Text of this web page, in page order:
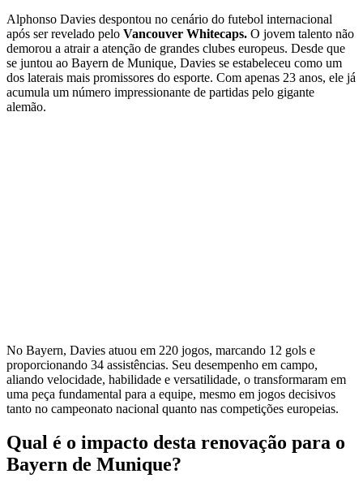
Alphonso Davies despontou no cenário do futebol internacional
após ser revelado pelo Vancouver Whitecaps. O jovem talento não
demorou a atrair a atenção de grandes clubes europeus. Desde que
se juntou ao Bayern de Munique, Davies se estabeleceu como um
dos laterais mais promissores do esporte. Com apenas 23 anos, ele já
acumula um número impressionante de partidas pelo gigante
alemão.
No Bayern, Davies atuou em 220 jogos, marcando 12 gols e
proporcionando 34 assistências. Seu desempenho em campo,
aliando velocidade, habilidade e versatilidade, o transformaram em
uma peça fundamental para a equipe, mesmo em jogos decisivos
tanto no campeonato nacional quanto nas competições europeias.
Qual é o impacto desta renovação para o
Bayern de Munique?